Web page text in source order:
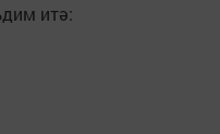
итә: